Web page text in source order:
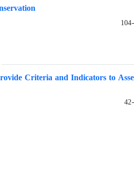
Criteria and Indicators to